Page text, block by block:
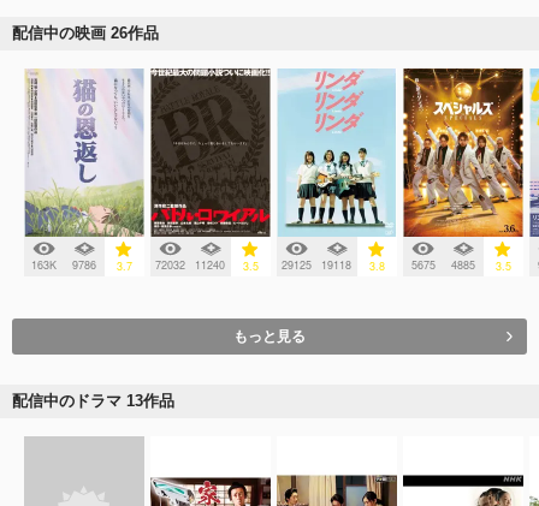
配信中の映画 26作品
163K 9786 3.7 72032 11240 3.5 29125 19118 3.8 5675 4885 3.5
もっと見る
配信中のドラマ 13作品